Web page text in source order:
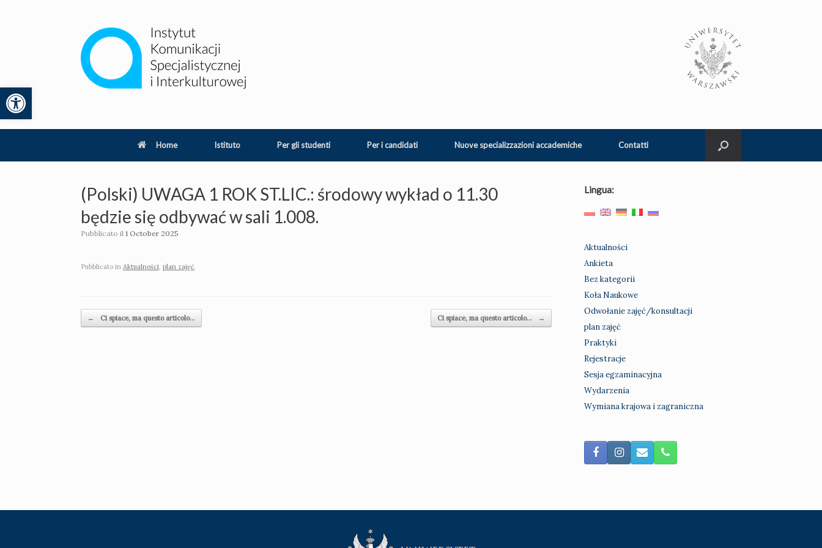
Apri la barra degli strumenti
Home Istituto Per gli studenti Per i candidati Nuove specializzazioni accademiche Contatti
(Polski) UWAGA 1 ROK ST.LIC.: środowy wykład o 11.30
będzie się odbywać w sali 1.008.
Pubblicato il 1 October 2025
Pubblicato in Aktualności plan zajęć.
Navigazione articolo
← Ci spiace, ma questo articolo… Ci spiace, ma questo articolo… →
Lingua:
Aktualności
Ankieta
Bez kategorii
Koła Naukowe
Odwołanie zajęć/konsultacji
plan zajęć
Praktyki
Rejestracje
Sesja egzaminacyjna
Wydarzenia
Wymiana krajowa i zagraniczna